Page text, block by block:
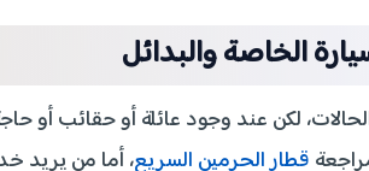
الخاصة والبدائل
لكن عند وجود عائلة أو حقائب أو
قطار الحرمين السريع، أما من يريد